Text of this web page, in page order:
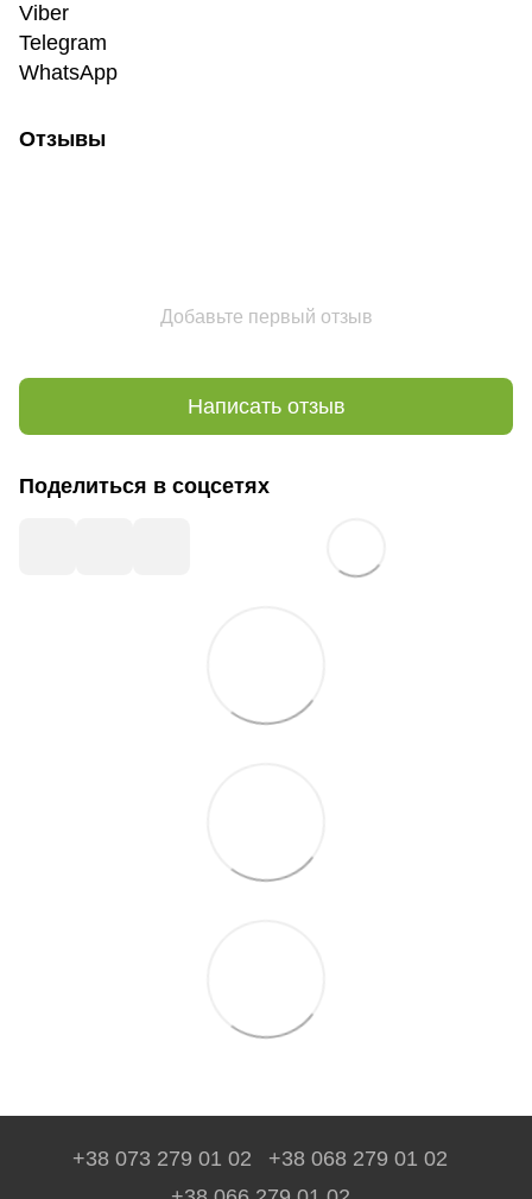
Viber
Telegram
WhatsApp
Отзывы
Добавьте первый отзыв
Написать отзыв
Поделиться в соцсетях
+38 073 279 01 02
+38 068 279 01 02